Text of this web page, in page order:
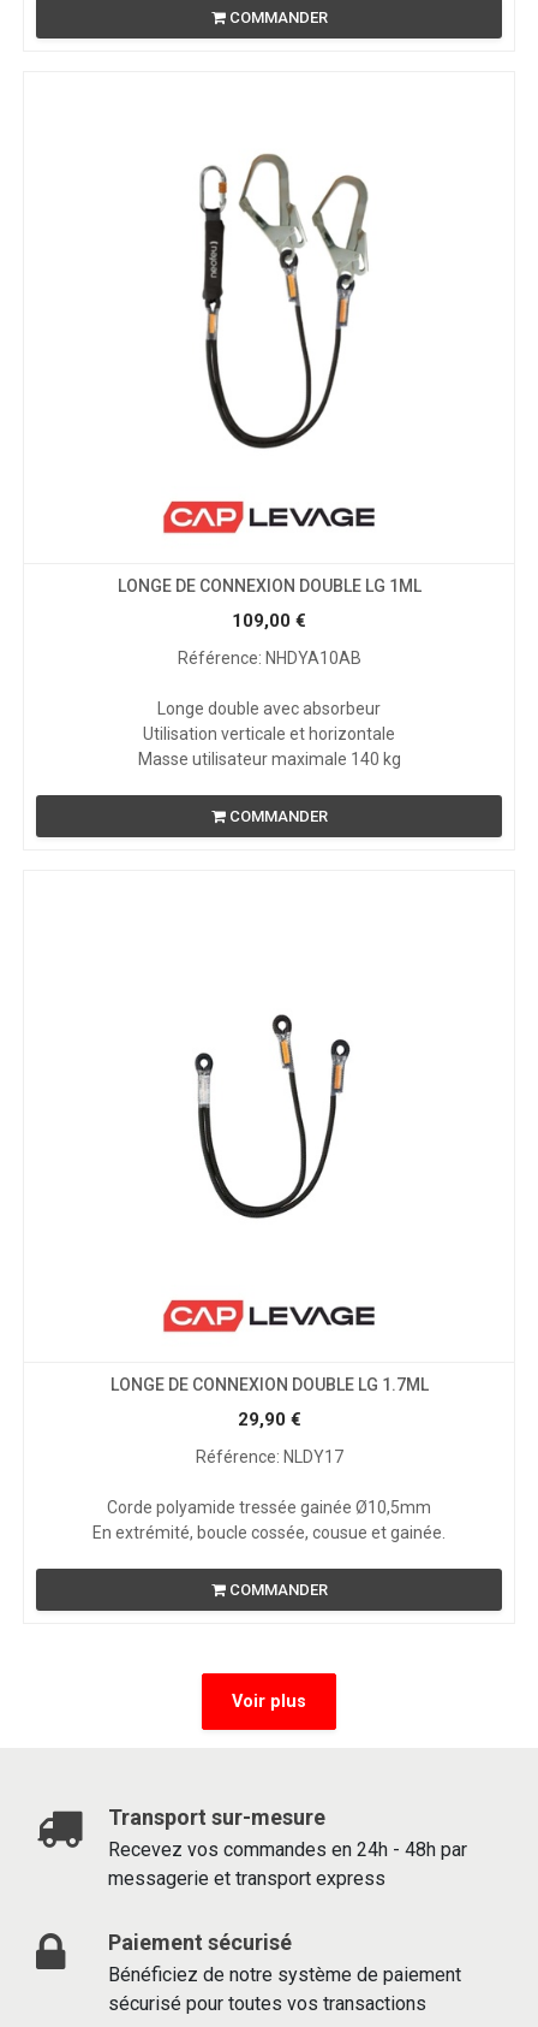
COMMANDER
LONGE DE CONNEXION DOUBLE LG 1ML
109,00 €
Référence: NHDYA10AB
Longe double avec absorbeur
Utilisation verticale et horizontale
Masse utilisateur maximale 140 kg
COMMANDER
LONGE DE CONNEXION DOUBLE LG 1.7ML
29,90€
Référence: NLDY17
Corde polyamide tressée gainée Ø10,5mm
En extrémité, boucle cossée, cousue et gainée.
COMMANDER
Voir plus
Transport sur-mesure
Recevez vos commandes en 24h - 48h par
messagerie et transport express
Paiement sécurisé
Bénéficiez de notre système de paiement
sécurisé pour toutes vos transactions